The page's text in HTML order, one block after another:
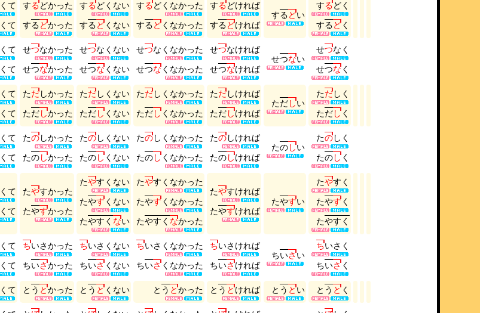
く て
く て
するどかった
するどかった
するどく ない
するどく ない
するどく なかった
するどく なかった
するどければ
するどければ
するどい
するどく
するどく
く て
く て
せつなかった
せつなかった
せつな く ない
せつなく ない
せつな く なかった
せつなく なかった
せつなければ
せつなければ
せつない
せつな く
せつなく
く て
く て
ただしかった
ただしかった
ただし く ない
ただしく ない
ただし く なかった
ただしく なかった
ただしければ
ただしければ
ただしい
ただし く
ただしく
く て
く て
たのしかった
たのしかった
たのし く ない
たのしく ない
たのし く なかった
たのしく なかった
たのしければ
たのしければ
たのしい
たのし く
たのしく
く て
く て
たやすかった
たやすかった
たやす く ない
たやすく ない
たやす く ない
たやす く なかった
たやすく なかった
たやす く なかった
たやすければ
たやすければ
たやすい
たやす く
たやすく
たやす く
く て
く て
ちいさかった
ちいさかった
ちいさ く ない
ちいさく ない
ちいさ く なかった
ちいさく なかった
ちいさ ければ
ちいさければ
ちいさい
ちいさ く
ちいさく
く て と う とかった と う とく ない と う とかった と う とければ と う とい と う とく